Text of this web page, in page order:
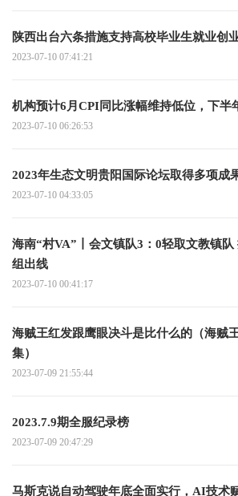
陕西出台六条措施支持高校毕业生就业创
2023-07-10 07:41:21
机构预计6月CPI同比涨幅维持低位，下半
2023-07-10 06:26:53
2023年生态文明贵阳国际论坛取得多项成
2023-07-10 04:33:05
海南“村VA”丨会文镇队3：0轻取文教镇
组出线
2023-07-10 00:41:17
海贼王红发跟鹰眼决斗是比什么的（海贼
集）
2023-07-09 21:55:44
2023.7.9期全服纪录榜
2023-07-09 20:47:29
马斯克说自动驾驶年底全面实行，AI技术